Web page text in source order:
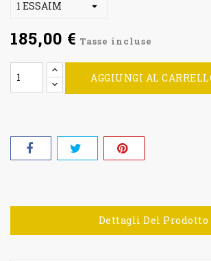
185,00 € Tasse incluse
AGGIUNGI AL
Dettagli Del Prodotto